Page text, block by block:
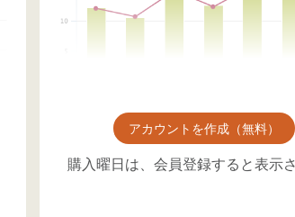
アカウントを作成（無料）
購入曜日は、会員登録すると表示